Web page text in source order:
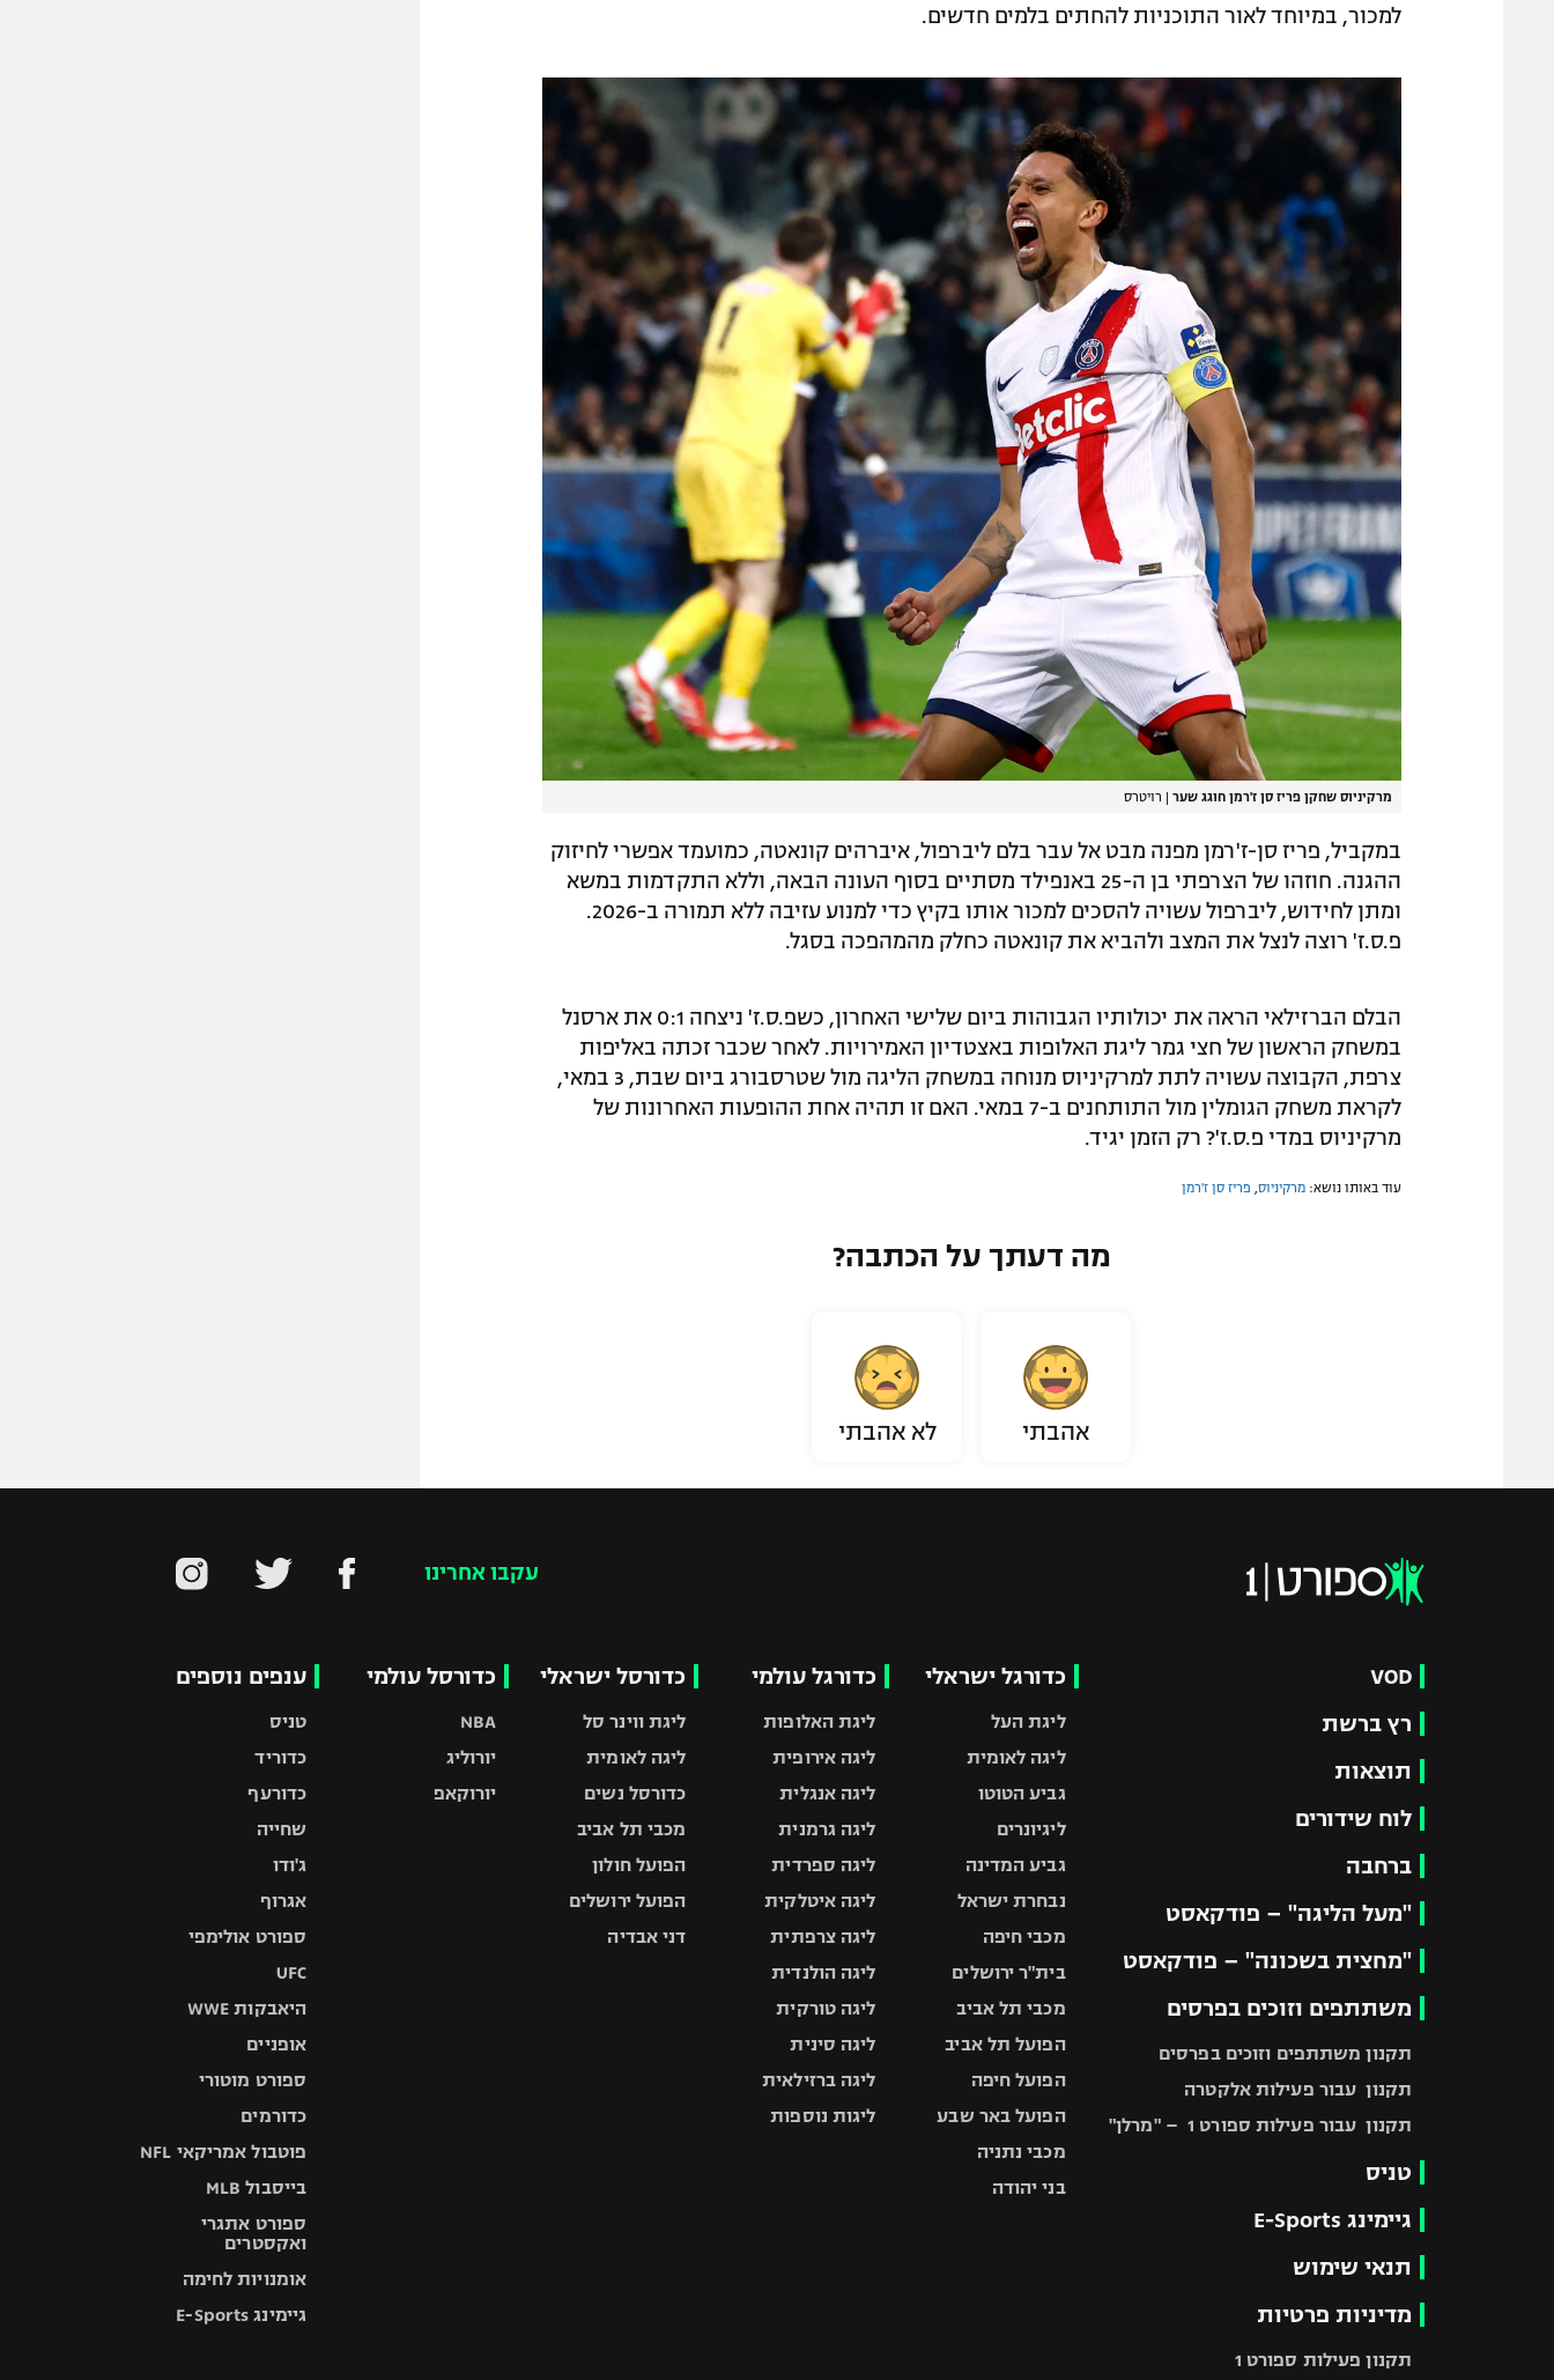
למכור, במיוחד לאור התוכניות להחתים בלמים חדשים.
מרקיניוס שחקן פריז סן ז'רמן חוגג שער | רויטרס
במקביל, פריז סן-ז'רמן מפנה מבט אל עבר בלם ליברפול, איברהים קונאטה, כמועמד אפשרי לחיזוק
ההגנה. חוזהו של הצרפתי בן ה-25 באנפילד מסתיים בסוף העונה הבאה, וללא התקדמות במשא
ומתן לחידוש, ליברפול עשויה להסכים למכור אותו בקיץ כדי למנוע עזיבה ללא תמורה ב-2026.
פ.ס.ז' רוצה לנצל את המצב ולהביא את קונאטה כחלק מהמהפכה בסגל.
הבלם הברזילאי הראה את יכולותיו הגבוהות ביום שלישי האחרון, כשפ.ס.ז' ניצחה 0:1 את ארסנל
במשחק הראשון של חצי גמר ליגת האלופות באצטדיון האמירויות. לאחר שכבר זכתה באליפות
צרפת, הקבוצה עשויה לתת למרקיניוס מנוחה במשחק הליגה מול שטרסבורג ביום שבת, 3 במאי,
לקראת משחק הגומלין מול התותחנים ב-7 במאי. האם זו תהיה אחת ההופעות האחרונות של
מרקיניוס במדי פ.ס.ז'? רק הזמן יגיד.
עוד באותו נושא: מרקיניוס פריז סן ז'רמן
מה דעתך על הכתבה?
אהבתי לא אהבתי
עקבו אחרינו
VOD
רץ ברשת
תוצאות
לוח שידורים
ברחבה
"מעל הליגה" – פודקאסט
"מחצית בשכונה" – פודקאסט
משתתפים וזוכים בפרסים
תקנון משתתפים וזוכים בפרסים
תקנון עבור פעילות אלקטרה
תקנון עבור פעילות ספורט 1 – "מרלן"
טניס
גיימינג E-Sports
תנאי שימוש
מדיניות פרטיות
תקנון פעילות ספורט 1
כדורגל ישראלי
ליגת העל
ליגה לאומית
גביע הטוטו
ליגיונרים
גביע המדינה
נבחרת ישראל
מכבי חיפה
בית"ר ירושלים
מכבי תל אביב
הפועל תל אביב
הפועל חיפה
הפועל באר שבע
מכבי נתניה
בני יהודה
כדורגל עולמי
ליגת האלופות
ליגה אירופית
ליגה אנגלית
ליגה גרמנית
ליגה ספרדית
ליגה איטלקית
ליגה צרפתית
ליגה הולנדית
ליגה טורקית
ליגה סינית
ליגה ברזילאית
ליגות נוספות
כדורסל ישראלי
ליגת ווינר סל
ליגה לאומית
כדורסל נשים
מכבי תל אביב
הפועל חולון
הפועל ירושלים
דני אבדיה
כדורסל עולמי
NBA
יורוליג
יורוקאפ
ענפים נוספים
טניס
כדוריד
כדורעף
שחייה
ג'ודו
אגרוף
ספורט אולימפי
UFC
היאבקות WWE
אופניים
ספורט מוטורי
כדורמים
פוטבול אמריקאי NFL
בייסבול MLB
ספורט אתגרי
ואקסטרים
אומנויות לחימה
גיימינג E-Sports